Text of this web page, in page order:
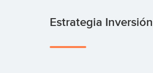
Estrategia